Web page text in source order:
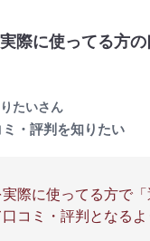
際に使ってる方の
たいさん
ミ・評判を知りたい
際に使ってる方で
コミ・評判となるよ